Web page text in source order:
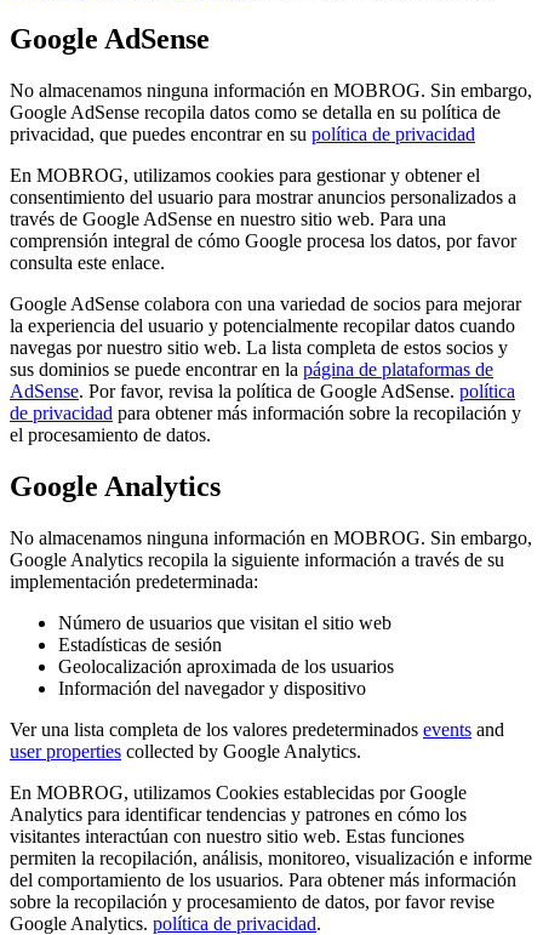
Google AdSense
No almacenamos ninguna información en MOBROG. Sin embargo,
Google AdSense recopila datos como se detalla en su política de
privacidad, que puedes encontrar en su política de privacidad
En MOBROG, utilizamos cookies para gestionar y obtener el
consentimiento del usuario para mostrar anuncios personalizados a
través de Google AdSense en nuestro sitio web. Para una
comprensión integral de cómo Google procesa los datos, por favor
consulta este enlace.
Google AdSense colabora con una variedad de socios para mejorar
la experiencia del usuario y potencialmente recopilar datos cuando
navegas por nuestro sitio web. La lista completa de estos socios y
sus dominios se puede encontrar en la página de plataformas de
AdSense. Por favor, revisa la política de Google AdSense. política
de privacidad para obtener más información sobre la recopilación y
el procesamiento de datos.
Google Analytics
No almacenamos ninguna información en MOBROG. Sin embargo,
Google Analytics recopila la siguiente información a través de su
implementación predeterminada:
Número de usuarios que visitan el sitio web
Estadísticas de sesión
Geolocalización aproximada de los usuarios
Información del navegador y dispositivo
Ver una lista completa de los valores predeterminados events and
user properties collected by Google Analytics.
En MOBROG, utilizamos Cookies establecidas por Google
Analytics para identificar tendencias y patrones en cómo los
visitantes interactúan con nuestro sitio web. Estas funciones
permiten la recopilación, análisis, monitoreo, visualización e informe
del comportamiento de los usuarios. Para obtener más información
sobre la recopilación y procesamiento de datos, por favor revise
Google Analytics. política de privacidad.